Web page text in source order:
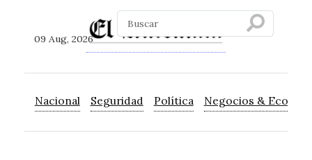
09 Aug, 2026
Nacional Seguridad Política Negocios &